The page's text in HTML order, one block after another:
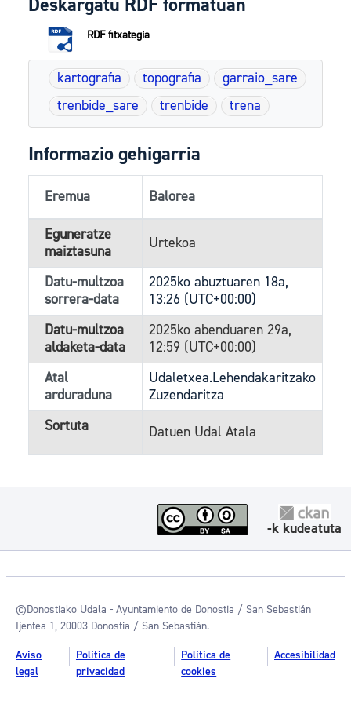
Deskargatu RDF formatuan
RDF fitxategia
kartografia topografia
garraio_sare
trenbide_sare
trenbide trena
Informazio gehigarria
Eremua Balorea
Eguneratze
maiztasuna
Urtekoa
Datu-multzoa
sorrera-data
2025ko abuztuaren 18a,
13:26 (UTC+00:00)
Datu-multzoa
aldaketa-data
2025ko abenduaren 29a,
12:59 (UTC+00:00)
Atal
arduraduna
Udaletxea.Lehendakaritzako
Zuzendaritza
Sortuta
Datuen Udal Atala
-k kudeatuta
©Donostiako Udala - Ayuntamiento de Donostia / San Sebastián
Ijentea 1, 20003 Donostia / San Sebastián.
Aviso
legal
Política de
privacidad
Política de
cookies
Accesibilidad